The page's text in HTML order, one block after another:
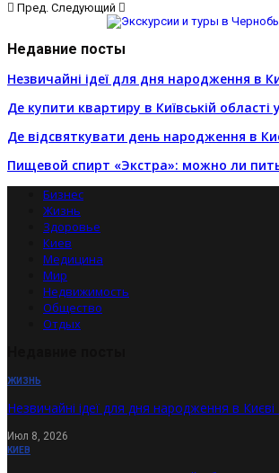
Пред. Следующий
Недавние посты
Незвичайні ідеї для дня народження в
Де купити квартиру в Київській області
Де відсвяткувати день народження в
Пищевой спирт «Экстра»: можно ли
Бизнес
Жизнь
Здоровье
Киев
Медицина
Мир
Недвижимость
Общество
Отдых
ЖИЗНЬ
Незвичайні ідеї для дня народження в Києві
Июл 8, 2026
КИЕВ